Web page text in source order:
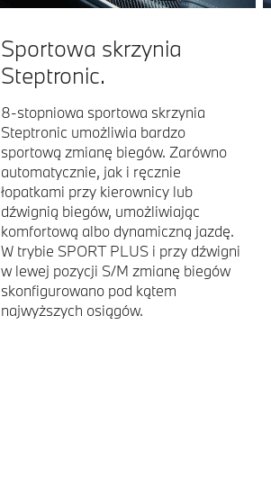
Sportowa skrzynia
Steptronic.
8-stopniowa sportowa skrzynia
Steptronic umożliwia bardzo
sportową zmianę biegów. Zarówno
automatycznie, jak i ręcznie
łopatkami przy kierownicy lub
dźwignią biegów, umożliwiając
komfortową albo dynamiczną jazdę.
W trybie SPORT PLUS i przy dźwigni
w lewej pozycji S/M zmianę biegów
skonfigurowano pod kątem
najwyższych osiągów.